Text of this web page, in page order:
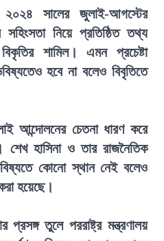
২০২৪ সালের জুলাই-আগস্টের
নিয়ে প্রতিষ্ঠিত তথ্য
শামিল। এমন প্রচেষ্টা
হবে না বলেও বিবৃতিতে
আন্দোলনের চেতনা ধারণ করে
শেখ হাসিনা ও তার রাজনৈতিক
কোনো স্থান নেই বলেও
হয়েছে।
প্রসঙ্গ তুলে পররাষ্ট্র মন্ত্রণালয়